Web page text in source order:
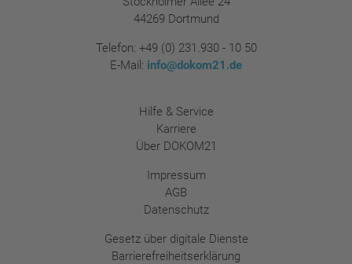
44269 Dortmund
Telefon: +49 (0) 231.930 - 10 50
E-Mail: info@dokom21.de
Hilfe & Service
Karriere
Über DOKOM21
Impressum
AGB
Datenschutz
Gesetz über digitale Dienste
Barrierefreiheitserklärung